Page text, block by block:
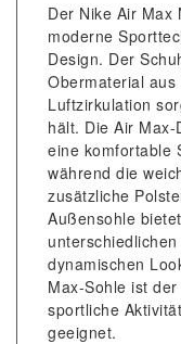
Der Nike Air Max
moderne
Design. Der
Obermaterial
Luftzirkulation
hält. Die Air
eine komfortable
während die
zusätzliche
Außensohle
dynamischen
Max-Sohle ist
sportliche
geeignet.